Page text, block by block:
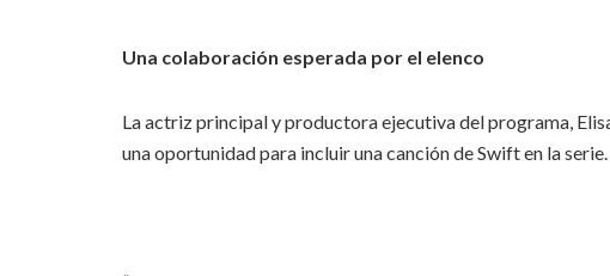
Una colaboración esperada por el elenco
La actriz principal y productora ejecutiva del programa,
una oportunidad para incluir una canción de Swift en la serie.